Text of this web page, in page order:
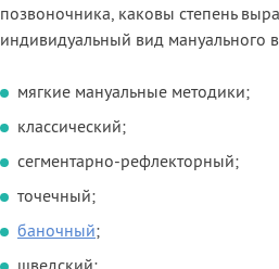
позвоночника, каковы степень
индивидуальный вид мануального
мягкие мануальные методики;
классический;
сегментарно-рефлекторный;
точечный;
баночный;